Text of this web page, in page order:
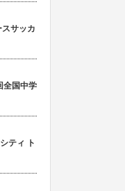
サッカ
全国中学
ティ ト